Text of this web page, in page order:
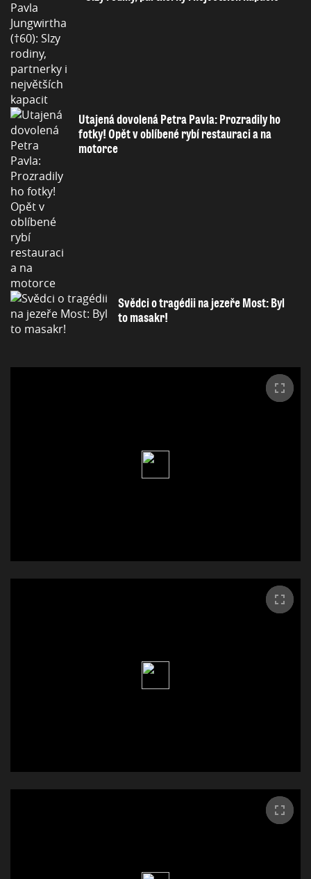
Utajená dovolená Petra Pavla: Prozradily ho
fotky! Opět v oblíbené rybí restauraci a na
motorce
Svědci o tragédii na jezeře Most: Byl
to masakr!